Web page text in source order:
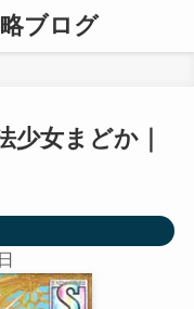
ブログ
少女まどか｜